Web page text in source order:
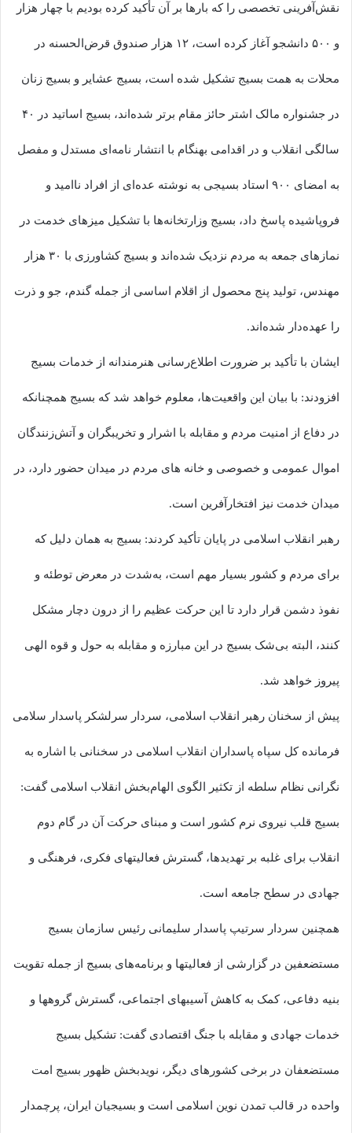
نقش‌آفرینی تخصصی را که بارها بر آن تأکید کرده بودیم با چهار هزار
و ۵۰۰ دانشجو آغاز کرده است، ۱۲ هزار صندوق قرض‌الحسنه در
محلات به همت بسیج تشکیل شده است، بسیج عشایر و بسیج زنان
در جشنواره مالک اشتر حائز مقام برتر شده‌اند، بسیج اساتید در ۴۰
سالگی انقلاب و در اقدامی بهنگام با انتشار نامه‌ای مستدل و مفصل
به امضای ۹۰۰ استاد بسیجی به نوشته عده‌ای از افراد ناامید و
فروپاشیده پاسخ داد، بسیج وزارتخانه‌ها با تشکیل میزهای خدمت در
نمازهای جمعه به مردم نزدیک شده‌اند و بسیج کشاورزی با ۳۰ هزار
مهندس، تولید پنج محصول از اقلام اساسی از جمله گندم، جو و ذرت
را عهده‌دار شده‌اند.
ایشان با تأکید بر ضرورت اطلاع‌رسانی هنرمندانه از خدمات بسیج
افزودند: با بیان این واقعیت‌ها، معلوم خواهد شد که بسیج همچنانکه
در دفاع از امنیت مردم و مقابله با اشرار و تخریبگران و آتش‌زنندگان
اموال عمومی و خصوصی و خانه های مردم در میدان حضور دارد، در
میدان خدمت نیز افتخارآفرین است.
رهبر انقلاب اسلامی در پایان تأکید کردند: بسیج به همان دلیل که
برای مردم و کشور بسیار مهم است، به‌شدت در معرض توطئه و
نفوذ دشمن قرار دارد تا این حرکت عظیم را از درون دچار مشکل
کنند، البته بی‌شک بسیج در این مبارزه و مقابله به حول و قوه الهی
پیروز خواهد شد.
پیش از سخنان رهبر انقلاب اسلامی، سردار سرلشکر پاسدار سلامی
فرمانده کل سپاه پاسداران انقلاب اسلامی در سخنانی با اشاره به
نگرانی نظام سلطه از تکثیر الگوی الهام‌بخش انقلاب اسلامی گفت:
بسیج قلب نیروی نرم کشور است و مبنای حرکت آن در گام دوم
انقلاب برای غلبه بر تهدیدها، گسترش فعالیتهای فکری، فرهنگی و
جهادی در سطح جامعه است.
همچنین سردار سرتیپ پاسدار سلیمانی رئیس سازمان بسیج
مستضعفین در گزارشی از فعالیتها و برنامه‌های بسیج از جمله تقویت
بنیه دفاعی، کمک به کاهش آسیبهای اجتماعی، گسترش گروهها و
خدمات جهادی و مقابله با جنگ اقتصادی گفت: تشکیل بسیج
مستضعفان در برخی کشورهای دیگر، نویدبخش ظهور بسیج امت
واحده در قالب تمدن نوین اسلامی است و بسیجیان ایران، پرچمدار